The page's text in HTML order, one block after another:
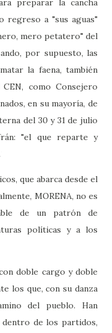
preparar la cancha
regreso a "sus aguas"
mero petatero" del
por supuesto, las
la faena, también
como Consejero
en su mayoría, de
del 30 y 31 de julio
"el que reparte y
que abarca desde el
MORENA, no es
de un patrón de
políticas y a los
doble cargo y doble
los que, con su danza
del pueblo. Han
dentro de los partidos,